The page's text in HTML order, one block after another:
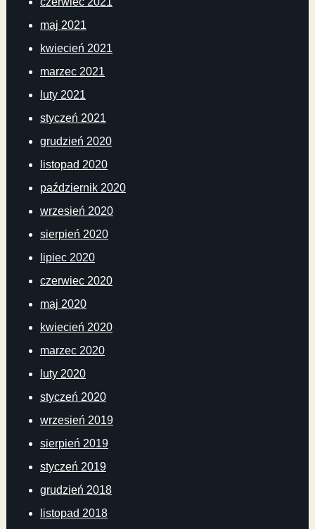
maj 2021
kwiecień 2021
marzec 2021
luty 2021
styczeń 2021
grudzień 2020
listopad 2020
październik 2020
wrzesień 2020
sierpień 2020
lipiec 2020
czerwiec 2020
maj 2020
kwiecień 2020
marzec 2020
luty 2020
styczeń 2020
wrzesień 2019
sierpień 2019
styczeń 2019
grudzień 2018
listopad 2018